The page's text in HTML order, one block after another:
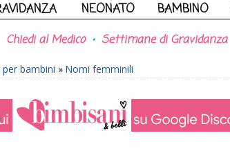
NEONATO BAMBINO
Chiedi al Medico Settimane di Gravidanza
bambini » Nomi femminili